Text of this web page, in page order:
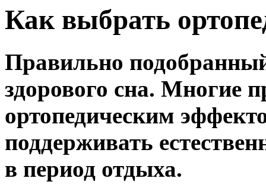
Как выбрать
Правильно
здорового сна. Многие
ортопедическим
поддерживать
в период отдыха.